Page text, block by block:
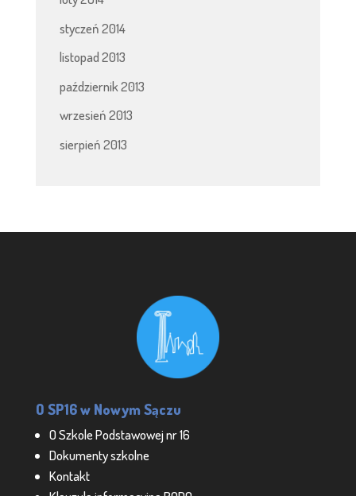
styczeń 2014
listopad 2013
październik 2013
wrzesień 2013
sierpień 2013
O SP16 w Nowym Sączu
O Szkole Podstawowej nr 16
Dokumenty szkolne
Kontakt